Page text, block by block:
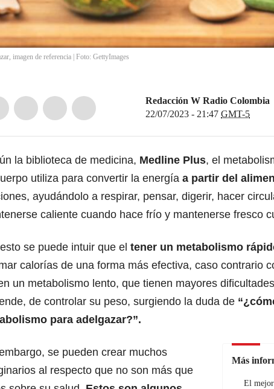
imagen de referencia | Foto: GettyImages
Redacción W Radio Colombia
22/07/2023 - 21:47 GMT-5
la biblioteca de medicina, Medline Plus, el
utiliza para convertir la energía a partir del
ayudándolo a respirar, pensar, digerir, hacer
caliente cuando hace frío y mantenerse fresco
se puede intuir que el tener un metabolismo
calorías de una forma más efectiva, caso contrario
un metabolismo lento, que tienen mayores
de controlar su peso, surgiendo la duda de
para adelgazar?”.
Más
El
se pueden crear muchos
al respecto que no son más que